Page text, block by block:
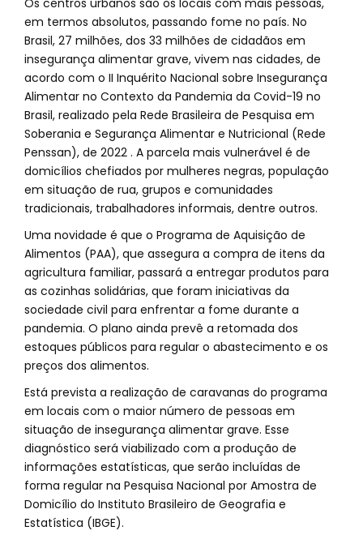
Os centros urbanos são os locais com mais pessoas,
em termos absolutos, passando fome no país. No
Brasil, 27 milhões, dos 33 milhões de cidadãos em
insegurança alimentar grave, vivem nas cidades, de
acordo com o II Inquérito Nacional sobre Insegurança
Alimentar no Contexto da Pandemia da Covid-19 no
Brasil, realizado pela Rede Brasileira de Pesquisa em
Soberania e Segurança Alimentar e Nutricional (Rede
Penssan), de 2022 . A parcela mais vulnerável é de
domicílios chefiados por mulheres negras, população
em situação de rua, grupos e comunidades
tradicionais, trabalhadores informais, dentre outros.
Uma novidade é que o Programa de Aquisição de
Alimentos (PAA), que assegura a compra de itens da
agricultura familiar, passará a entregar produtos para
as cozinhas solidárias, que foram iniciativas da
sociedade civil para enfrentar a fome durante a
pandemia. O plano ainda prevê a retomada dos
estoques públicos para regular o abastecimento e os
preços dos alimentos.
Está prevista a realização de caravanas do programa
em locais com o maior número de pessoas em
situação de insegurança alimentar grave. Esse
diagnóstico será viabilizado com a produção de
informações estatísticas, que serão incluídas de
forma regular na Pesquisa Nacional por Amostra de
Domicílio do Instituto Brasileiro de Geografia e
Estatística (IBGE).